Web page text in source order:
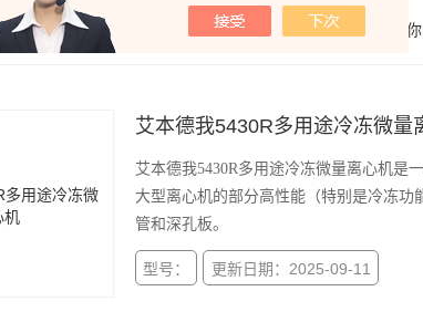
艾本德我5430R多用途冷冻微量
艾本德我5430R多用途冷冻微量离心机是
大型离心机的部分高性能（特别是冷冻功
管和深孔板。
型号： 更新日期：2025-09-11